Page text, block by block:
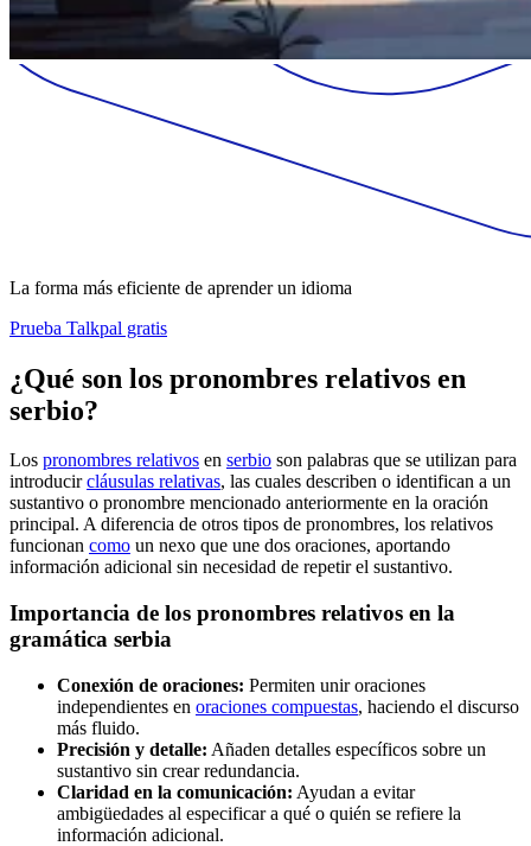
La forma más eficiente de aprender un idioma
Prueba Talkpal gratis
¿Qué son los pronombres relativos en
serbio?
Los pronombres relativos en serbio son palabras que se utilizan para
introducircláusulas relativas, las cuales describen o identifican a un
sustantivo o pronombre mencionado anteriormente en la oración
principal. A diferencia de otros tipos de pronombres, los relativos
funcionan como un nexo que une dos oraciones, aportando
información adicional sin necesidad de repetir el sustantivo.
Importancia de los pronombres relativos en la
gramática serbia
Conexión de oraciones: Permiten unir oraciones
independientes en oraciones compuestas, haciendo el discurso
más fluido.
Precisión y detalle: Añaden detalles específicos sobre un
sustantivo sin crear redundancia.
Claridad en la comunicación: Ayudan a evitar
ambigüedades al especificar a qué o quién se refiere la
información adicional.